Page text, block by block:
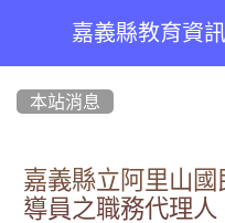
嘉義縣教育資
本站消息
嘉義縣立阿里山
導員之職務代理